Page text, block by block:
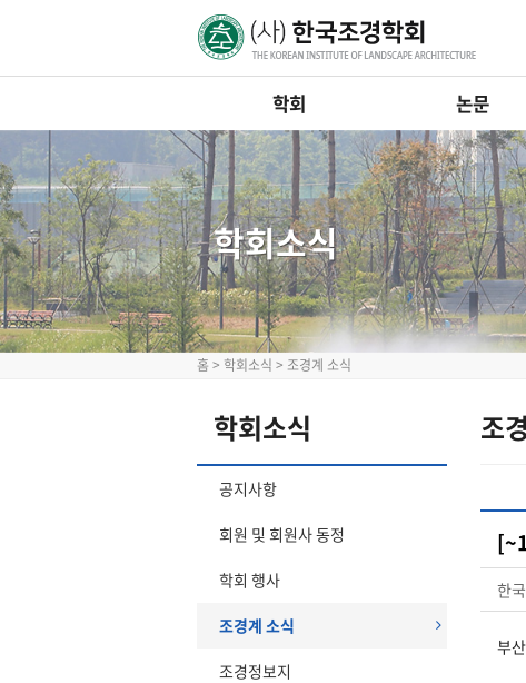
학회 논문
학회소식
홈 > 학회소식 > 조경계 소식
학회소식
공지사항
회원 및 회원사 동정
학회 행사
조경계 소식
조경정보지
조
한
부